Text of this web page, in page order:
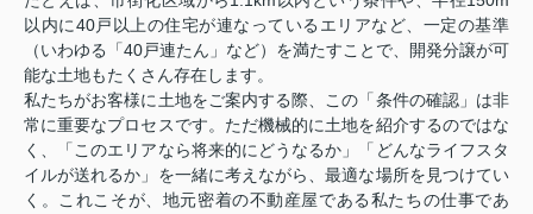
以内に40戸以上の住宅が連なっているエリアなど、一定の基準
（いわゆる「40戸連たん」など）を満たすことで、開発分譲が可
能な土地もたくさん存在します。
私たちがお客様に土地をご案内する際、この「条件の確認」は非
常に重要なプロセスです。ただ機械的に土地を紹介するのではな
く、「このエリアなら将来的にどうなるか」「どんなライフスタ
イルが送れるか」を一緒に考えながら、最適な場所を見つけてい
く。これこそが、地元密着の不動産屋である私たちの仕事であ